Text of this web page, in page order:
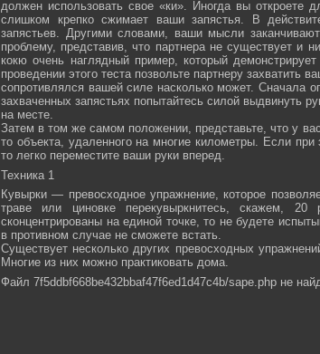
должен использовать свое «ки». Иногда вы откроете
слишком крепко сжимает ваши запястья. В
запястьев. Другими словами, ваши мысли
проблему, представив, что партнера не существует и
кокю очень наглядный пример, который
проведении этого теста позвольте партнеру
сопротивлялся вашей силе насколько может. Сначала
захваченных запястьях попытайтесь силой выдвинуть
на месте.
Затем в том же самом положении, представьте, что у
то объекта, удаленного на многие километры. Если
то легко переместите ваши руки вперед.
Техника 1
Кувырки — превосходное упражнение, которое
траве или циновке перекувыркнитесь, скажем,
сконцентрированы на единой точке, то не будете
в противном случае не сможете встать.
Существует несколько других превосходных
Многие из них можно практиковать дома.
Файл 7f5ddbf668be432bbaf47f6ed1d47c4b/sape.php не